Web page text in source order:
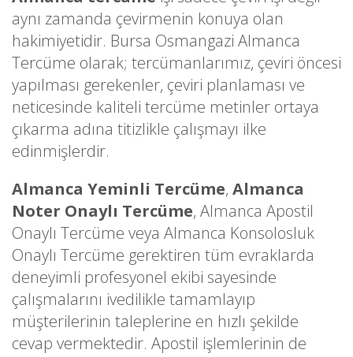
aynı zamanda çevirmenin konuya olan
hakimiyetidir. Bursa Osmangazi Almanca
Tercüme olarak; tercümanlarımız, çeviri öncesi
yapılması gerekenler, çeviri planlaması ve
neticesinde kaliteli tercüme metinler ortaya
çıkarma adına titizlikle çalışmayı ilke
edinmişlerdir.
Almanca Yeminli Tercüme, Almanca
Noter Onaylı Tercüme, Almanca Apostil
Onaylı Tercüme veya Almanca Konsolosluk
Onaylı Tercüme gerektiren tüm evraklarda
deneyimli profesyonel ekibi sayesinde
çalışmalarını ivedilikle tamamlayıp
müşterilerinin taleplerine en hızlı şekilde
cevap vermektedir. Apostil işlemlerinin de